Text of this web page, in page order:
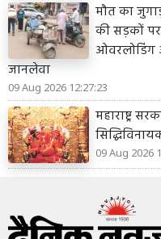
मौत का
की सड़कों पर
ओवरलोडिंग
जानलेवा
09 Aug 2026 12:27:23
महाराष्ट्र
09 Aug 2026